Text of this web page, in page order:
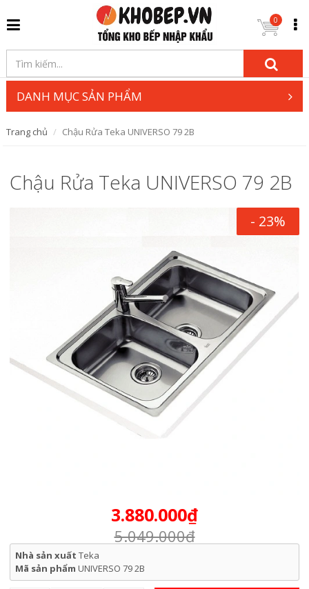
0
DANH MỤC SẢN PHẨM
Trang chủ Chậu Rửa Teka UNIVERSO 79 2B
Chậu Rửa Teka UNIVERSO 79 2B
- 23%
3.880.000₫
5.049.000₫
Nhà sản xuất Teka
Mã sản phẩm UNIVERSO 79 2B